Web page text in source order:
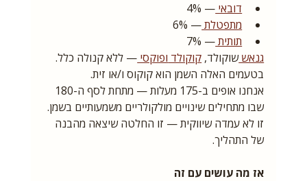
דובאי — 4%
מתפטלת — 6%
תותית — 7%
גנאש שוקולד, קוקולד ופוקסי — ללא קנולה כלל.
בטעמים האלה השמן הוא קוקוס ו/או זית.
שבו מתחילים שינויים מולקולריים משמעותיים בשמן.
זו לא עמדה שיווקית — זו החלטה שיצאה מהבנה
של התהליך.
אז מה עושים עם זה